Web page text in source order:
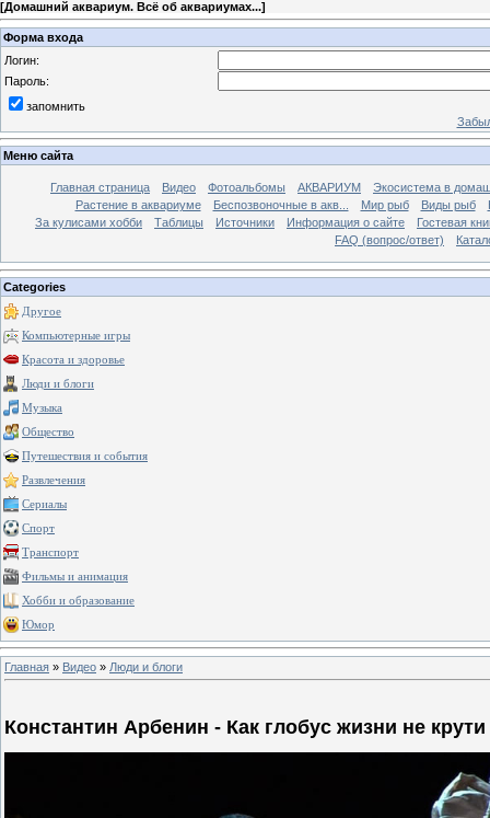
[Домашний аквариум. Всё об аквариумах...]
Форма входа
Логин:
Пароль:
запомнить
Меню сайта
Главная страница Видео Фотоальбомы АКВАРИУМ
Экосистема в
Растение в аквариуме
Беспозвоночные в акв... Мир рыб Виды рыб
За кулисами хобби
Таблицы Источники Информация о сайте
Гостевая
FAQ (вопрос/ответ)
Categories
Другое
Компьютерные игры
Красота и здоровье
Люди и блоги
Музыка
Общество
Путешествия и события
Развлечения
Сериалы
Спорт
Транспорт
Фильмы и анимация
Хобби и образование
Юмор
Главная » Видео » Люди и блоги
Константин Арбенин - Как глобус жизни не крути